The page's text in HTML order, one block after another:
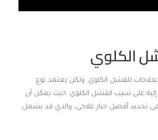
الكلوي
للفشل الكلوي. ولكن يعتمد نوع
إليه على سبب الفشل الكلوي. حيث يمكن أن
تحديد أفضل خيار علاجي، والذي قد يشمل: